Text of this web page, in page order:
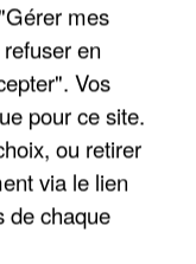
mes
en
Vos
pour ce site.
ou retirer
via le lien
de chaque